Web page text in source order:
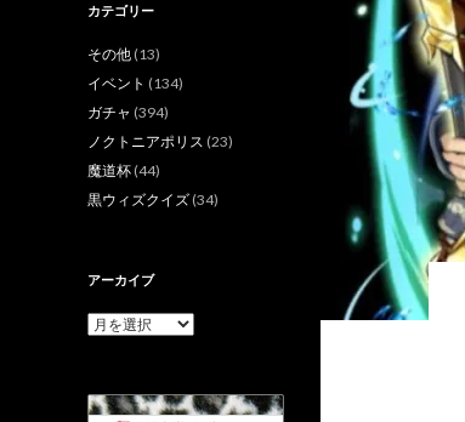
カテゴリー
その他 (13)
イベント (134)
ガチャ (394)
ノクトニアポリス (23)
魔道杯 (44)
黒ウィズクイズ (34)
アーカイブ
ア
ブ